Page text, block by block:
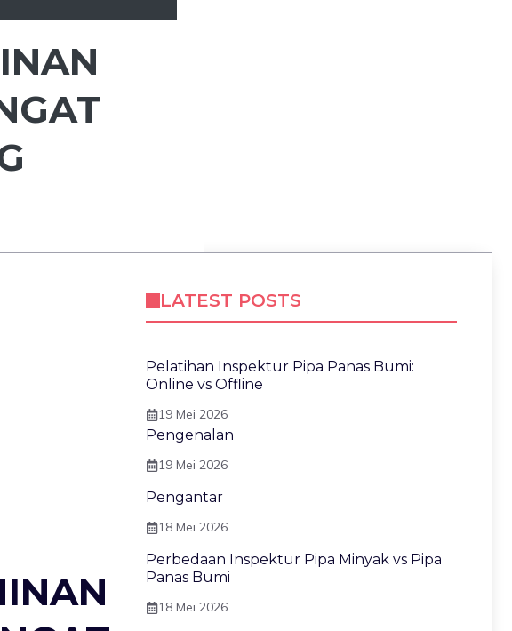
LATEST POSTS
Pelatihan Inspektur Pipa Panas Bumi:
Online vs Offline
19 Mei 2026
Pengenalan
19 Mei 2026
Pengantar
18 Mei 2026
Perbedaan Inspektur Pipa Minyak vs Pipa
Panas Bumi
18 Mei 2026